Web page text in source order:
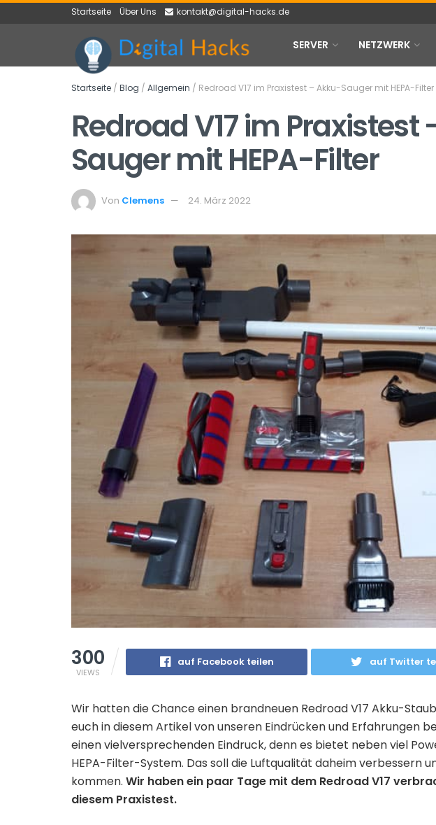
Startseite Über Uns kontakt@digital-hacks.de
SERVER NETZWERK
Startseite / Blog / Allgemein / Redroad V17 im Praxistest – Akku-Sauger mit HEPA-Filter
Redroad V17 im
Sauger mit HEPA-Filter
Von Clemens 24. März 2022
300
VIEWS
auf Facebook teilen auf Twitter
Wir hatten die Chance einen brandneuen Redroad V17 Akku-
euch in diesem Artikel von unseren Eindrücken und Erfahrungen
einen vielversprechenden Eindruck, denn es bietet neben viel
HEPA-Filter-System. Das soll die Luftqualität daheim verbessern
kommen. Wir haben ein paar Tage mit dem Redroad V17
diesem Praxistest.